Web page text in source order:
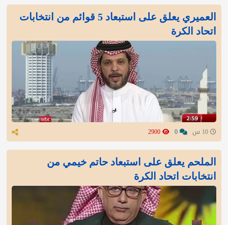
العميري يعلق على استبعاد 5 قوائم من انتخابات
اتحاد الكرة
الملحم يعلق على استبعاد حاتم خيمي من
انتخابات اتحاد الكرة